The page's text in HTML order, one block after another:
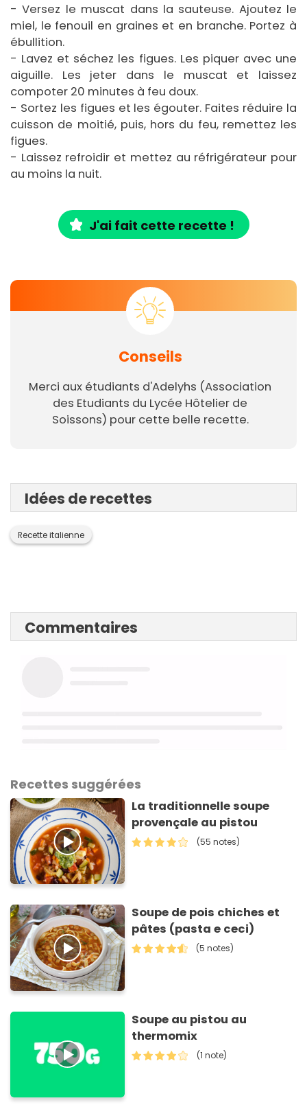
- Versez le muscat dans la sauteuse. Ajoutez le
miel, le fenouil en graines et en branche. Portez à
ébullition.
- Lavez et séchez les figues. Les piquer avec une
aiguille. Les jeter dans le muscat et laissez
compoter 20 minutes à feu doux.
- Sortez les figues et les égouter. Faites réduire la
cuisson de moitié, puis, hors du feu, remettez les
figues.
- Laissez refroidir et mettez au réfrigérateur pour
au moins la nuit.
J'ai fait cette recette !
Conseils
Merci aux étudiants d'Adelyhs (Association
des Etudiants du Lycée Hôtelier de
Soissons) pour cette belle recette.
Idées de recettes
Recette italienne
Commentaires
Recettes suggérées
La traditionnelle soupe
provençale au pistou
(55 notes)
Soupe de pois chiches et
pâtes (pasta e ceci)
(5 notes)
Soupe au pistou au
thermomix
(1 note)